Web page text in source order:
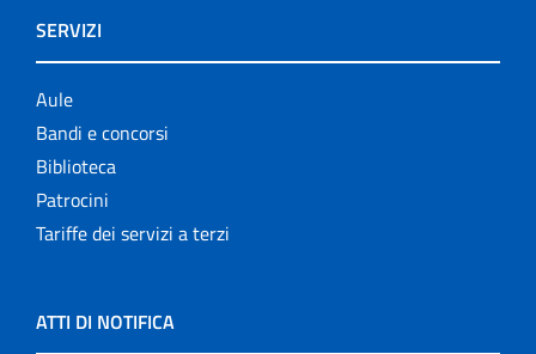
SERVIZI
Aule
Bandi e concorsi
Biblioteca
Patrocini
Tariffe dei servizi a terzi
ATTI DI NOTIFICA